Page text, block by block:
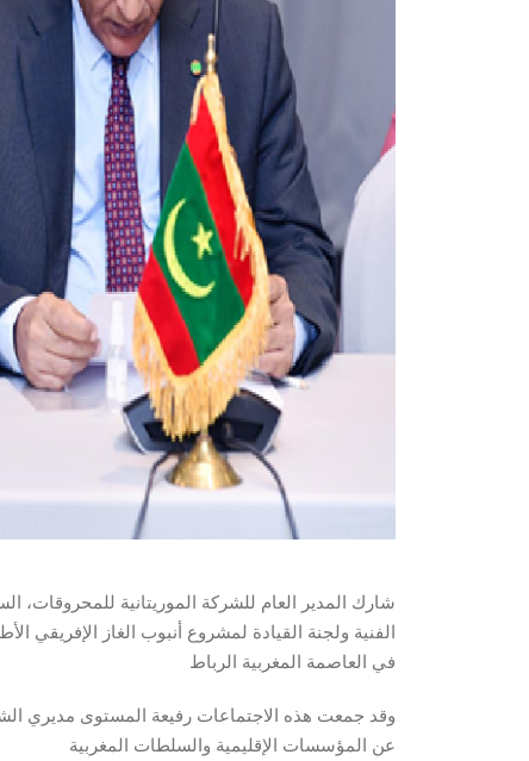
شارك المدير العام للشركة الموريتانية للمحروقات،
في العاصمة المغربية الرباط
وقد جمعت هذه الاجتماعات رفيعة المستوى مديري
عن المؤسسات الإقليمية والسلطات المغربية